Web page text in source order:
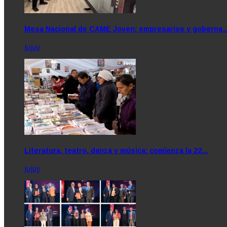
Mesa Nacional de CAME Joven: empresarios y
Jujuy
Literatura, teatro, danza y música: comienza la 22…
Jujuy